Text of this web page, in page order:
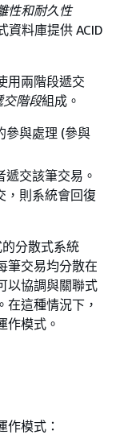
性和耐久性
資料庫提供 ACID
用兩階段遞交
交階段組成。
參與處理 (參與
交該筆交易。
，則系統會回復
分散式系統
筆交易均分散在
以協調與關聯式
這種情況下，
作模式。
模式：